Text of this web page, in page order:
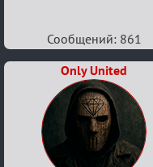
Сообщений: 861
Only United